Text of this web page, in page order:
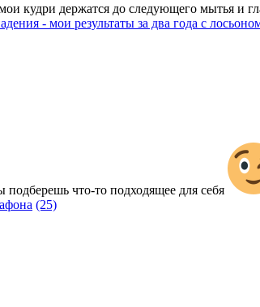
кудри держатся до следующего мытья и
- мои результаты за два года с
что-то подходящее для себя
(25)